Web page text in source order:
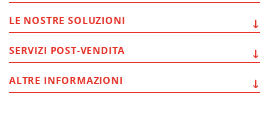
LE NOSTRE SOLUZIONI
SERVIZI POST-VENDITA
ALTRE INFORMAZIONI